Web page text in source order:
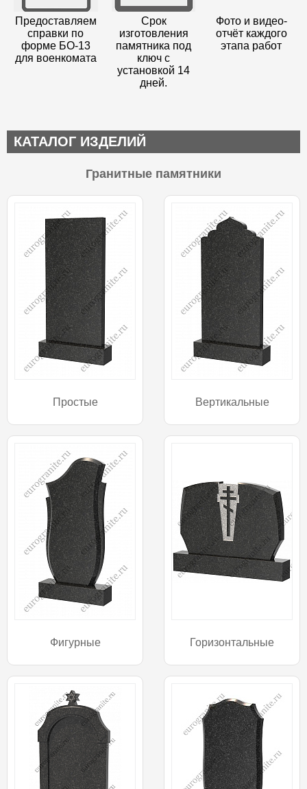
Предоставляем
справки по
форме БО-13
для военкомата
Срок
изготовления
памятника под
ключ с
установкой 14
дней.
Фото и видео-
отчёт каждого
этапа работ
КАТАЛОГ ИЗДЕЛИЙ
Гранитные памятники
Простые Вертикальные
Фигурные Горизонтальные